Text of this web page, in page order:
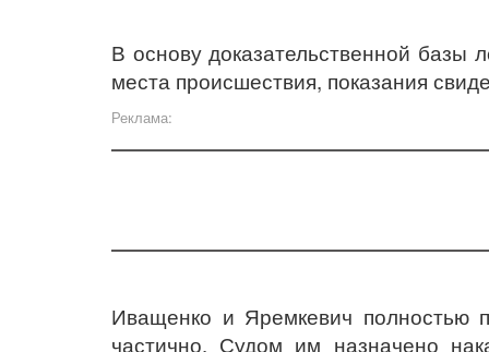
В основу доказательственной
места происшествия, показания
Реклама:
Иващенко и Яремкевич полностью
частично. Судом им назначено